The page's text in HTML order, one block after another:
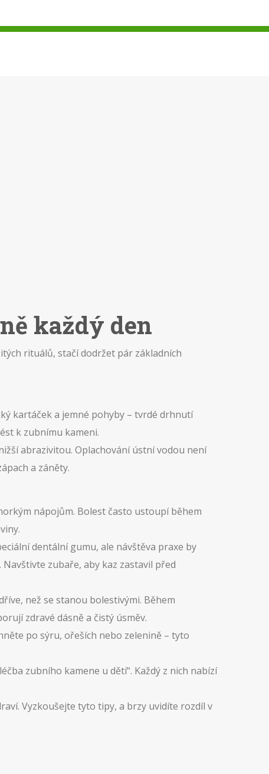
každý den
rituálů, stačí dodržet pár základních
kartáček a jemné pohyby – tvrdé drhnutí
k zubnímu kameni.
abrazivitou. Oplachování ústní vodou není
a záněty.
nápojům. Bolest často ustoupí během
dentální gumu, ale návštěva praxe by
zubaře, aby kaz zastavil před
než se stanou bolestivými. Během
zdravé dásně a čistý úsměv.
po sýru, ořeších nebo zelenině – tyto
zubního kamene u dětí“. Každý z nich nabízí
Vyzkoušejte tyto tipy, a brzy uvidíte rozdíl v